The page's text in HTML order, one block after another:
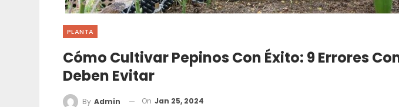
PLANTA
Cómo Cultivar Pepinos Con Éxito: 9 Errores
Deben Evitar
By Admin On Jan 25, 2024